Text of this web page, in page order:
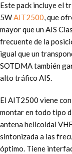
Este pack incluye el
5WAIT2500, que
mayor que un AIS
frecuente de la
igual que un
SOTDMA también
alto tráfico AIS.
El AIT2500 viene
montar en todo tipo
antena helicoidal
sintonizada a las
óptimo. Tiene